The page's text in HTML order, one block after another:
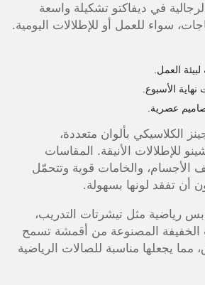
في ديفاكتو تشكيلة واسعة
سواء للعمل أو للإطلالات اليومية.
العمل.
الأسبوع.
عصرية.
الكلاسيكي بألوان متعددة،
للإطلالات الأنيقة. المقاسات
الأجسام، والخامات قوية وتتحمّل
أن تفقد لونها بسهولة.
رياضية مثل تيشرتات التدريب،
الخفيفة المصنوعة من أقمشة تسمح
مما يجعلها مناسبة للصالات الرياضية